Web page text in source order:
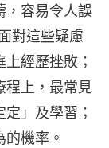
，容易令人誤
對這些疑慮
經歷挫敗；
程上，最常見
」及學習；
機率。